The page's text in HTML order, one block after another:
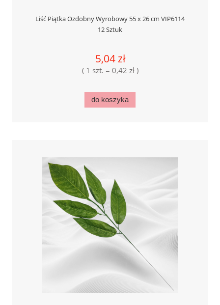
Liść Piątka Ozdobny Wyrobowy 55 x 26 cm VIP6114
12 Sztuk
5,04 zł
( 1 szt. = 0,42 zł )
do koszyka